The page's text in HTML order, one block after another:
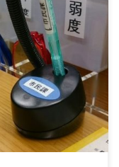
きそう。 リスク